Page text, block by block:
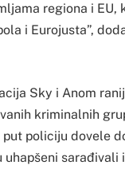
regiona i EU,
i Eurojusta”,
Sky i Anom
kriminalnih
policiju dovele
uhapšeni sarađivali